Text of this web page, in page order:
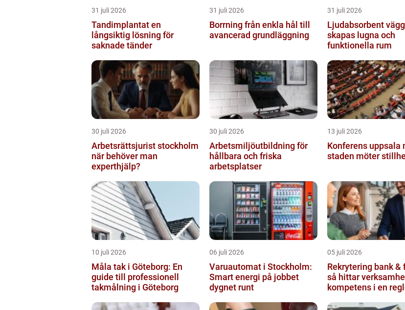
31 juli 2026
Tandimplantat en
långsiktig lösning för
saknade tänder
31 juli 2026
Borrning från enkla hål till
avancerad grundläggning
31 juli 2026
Ljudabsorbent vägg så
skapas lugna och
funktionella rum
30 juli 2026
Arbetsrättsjurist stockholm
när behöver man
experthjälp?
30 juli 2026
Arbetsmiljöutbildning för
hållbara och friska
arbetsplatser
13 juli 2026
Konferens uppsala när
staden möter
10 juli 2026
Måla tak i Göteborg: En
guide till professionell
takmålning i Göteborg
06 juli 2026
Varuautomat i Stockholm:
Smart energi på jobbet
dygnet runt
05 juli 2026
Rekrytering bank &
så hittar
kompetens i en